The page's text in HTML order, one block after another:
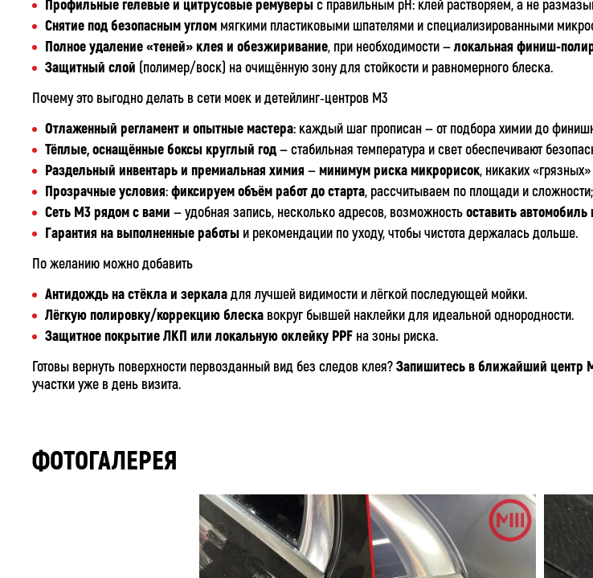
Профильные гелевые и цитрусовые ремуверы с правильным pH: клей растворяем, а не
Снятие под безопасным углом мягкими пластиковыми шпателями и специализированными
Полное удаление «теней» клея и обезжиривание, при необходимости —локальная
Защитный слой (полимер/воск) на очищённую зону для стойкости и равномерного блеска.
Почему это выгодно делать в сети моек и детейлинг‑центров М3
Отлаженный регламент и опытные мастера: каждый шаг прописан — от подбора химии до
Тёплые, оснащённые боксы круглый год— стабильная температура и свет обеспечивают
Раздельный инвентарь и премиальная химия —минимум риска микрорисок, никаких
Прозрачные условия:фиксируем объём работ до старта, рассчитываем по площади и
Сеть М3 рядом с вами — удобная запись, несколько адресов, возможностьоставить автомобиль
Гарантия на выполненные работы и рекомендации по уходу, чтобы чистота держалась дольше.
По желанию можно добавить
Антидождь на стёкла и зеркаладля лучшей видимости и лёгкой последующей мойки.
Лёгкую полировку/коррекцию блеска вокруг бывшей наклейки для идеальной однородности.
Защитное покрытие ЛКП или локальную оклейку PPF на зоны риска.
Готовы вернуть поверхности первозданный вид без следов клея?Запишитесь в ближайший центр
участки уже в день визита.
ФОТОГАЛЕРЕЯ